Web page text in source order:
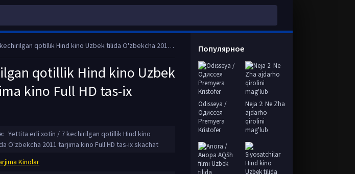
qotillik Hind kino Uzbek tilida O'zbekcha 2011 tarjima kino Full HD tas-ix skachat
qotillik Hind kino Uzbek
kino Full HD tas-ix
Yettita erli xotin / 7 kechirilgan qotillik Hind kino
O'zbekcha 2011 tarjima kino Full HD tas-ix skachat
Kinolar
Популярное
Odisseya /
Одиссея
Premyera
Kristofer
Neja 2: Ne Zha
ajdarho
qirolini
mag'lub